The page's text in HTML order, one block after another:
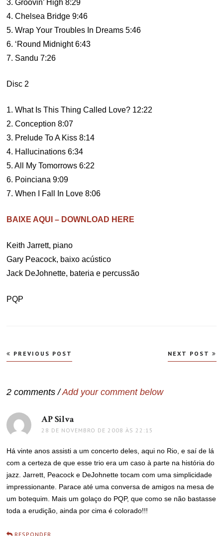
3. Groovin’ High 8:29
4. Chelsea Bridge 9:46
5. Wrap Your Troubles In Dreams 5:46
6. ‘Round Midnight 6:43
7. Sandu 7:26
Disc 2
1. What Is This Thing Called Love? 12:22
2. Conception 8:07
3. Prelude To A Kiss 8:14
4. Hallucinations 6:34
5. All My Tomorrows 6:22
6. Poinciana 9:09
7. When I Fall In Love 8:06
BAIXE AQUI – DOWNLOAD HERE
Keith Jarrett, piano
Gary Peacock, baixo acústico
Jack DeJohnette, bateria e percussão
PQP
Navegação
de
PREVIOUS POST NEXT POST
2 comments /Add your comment below
AP Silva
28 DE NOVEMBRO DE 2008 ÀS 22:15
Há vinte anos assisti a um concerto deles, aqui no Rio, e saí de lá
com a certeza de que esse trio era um caso à parte na história do
jazz. Jarrett, Peacock e DeJohnette tocam com uma simplicidade
impressionante. Parace até uma conversa de amigos na mesa de
um botequim. Mais um golaço do PQP, que como se não bastasse
toda a erudição, ainda por cima é colorado!!!
RESPONDER